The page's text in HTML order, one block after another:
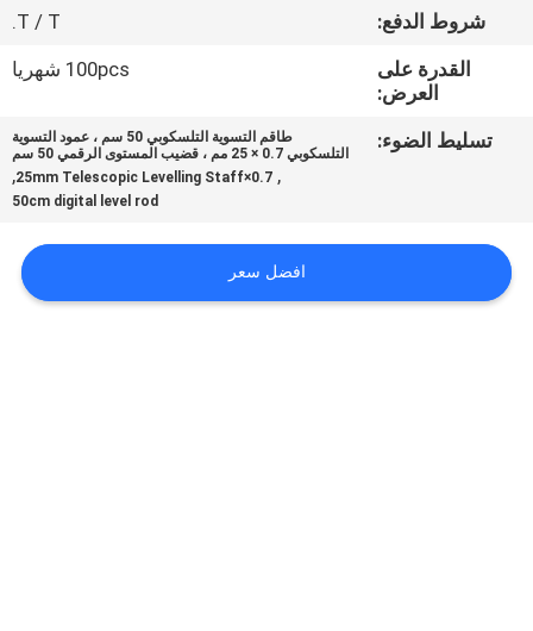
اتصل
اطلب
خريطة
الموقع
شروط الدفع:
T / T.
القدرة على
العرض:
100pcs شهريا
تسليط الضوء:
طاقم التسوية التلسكوبي 50 سم ، عمود التسوية
التلسكوبي 0.7 × 25 مم ، قضيب المستوى الرقمي 50 سم
,
0.7×25mm Telescopic Levelling Staff
,
50cm digital level rod
افضل سعر